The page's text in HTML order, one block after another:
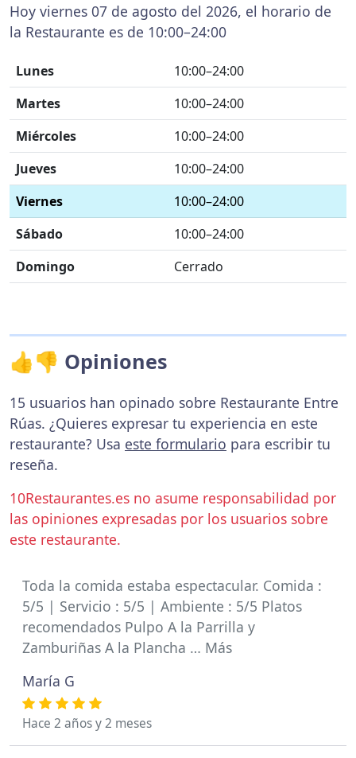
Hoy viernes 07 de agosto del 2026, el horario de
la Restaurante es de 10:00–24:00
Lunes
10:00–24:00
Martes
10:00–24:00
Miércoles
10:00–24:00
Jueves
10:00–24:00
Viernes
10:00–24:00
Sábado
10:00–24:00
Domingo
Cerrado
👍👎 Opiniones
15 usuarios han opinado sobre Restaurante Entre
Rúas. ¿Quieres expresar tu experiencia en este
restaurante? Usa este formulario para escribir tu
reseña.
10Restaurantes.es no asume responsabilidad por
las opiniones expresadas por los usuarios sobre
este restaurante.
Toda la comida estaba espectacular. Comida :
5/5 | Servicio : 5/5 | Ambiente : 5/5 Platos
recomendados Pulpo A la Parrilla y
Zamburiñas A la Plancha … Más
María G
Hace 2 años y 2 meses